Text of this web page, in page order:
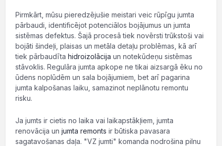
Pirmkārt, mūsu pieredzējušie meistari veic rūpīgu jumta
pārbaudi, identificējot potenciālos bojājumus un jumta
sistēmas defektus. Šajā procesā tiek novērsti trūkstoši vai
bojāti šindeļi, plaisas un metāla detaļu problēmas, kā arī
tiek pārbaudīta hidroizolācija un notekūdeņu sistēmas
stāvoklis. Regulāra jumta apkope ne tikai aizsargā ēku no
ūdens noplūdēm un sala bojājumiem, bet arī pagarina
jumta kalpošanas laiku, samazinot neplānotu remontu
risku.
Ja jumts ir cietis no laika vai laikapstākļiem, jumta
renovācija un jumta remonts ir būtiska pavasara
sagatavošanas daļa. "VZ jumti" komanda nodrošina pilnu